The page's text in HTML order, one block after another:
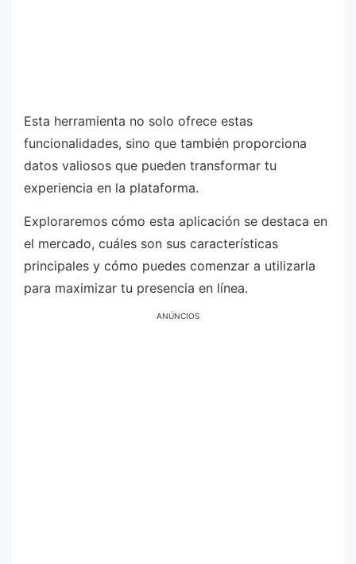
Esta herramienta no solo ofrece estas
funcionalidades, sino que también proporciona
datos valiosos que pueden transformar tu
experiencia en la plataforma.
Exploraremos cómo esta aplicación se destaca en
el mercado, cuáles son sus características
principales y cómo puedes comenzar a utilizarla
para maximizar tu presencia en línea.
ANÚNCIOS